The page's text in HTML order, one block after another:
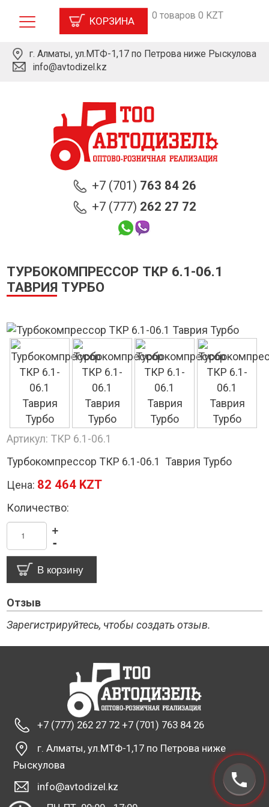
КОРЗИНА 0 товаров 0 KZT
г. Алматы, ул.МТФ-1,17 по Петрова ниже Рыскулова
info@avtodizel.kz
+7 (701) 763 84 26
+7 (777) 262 27 72
ТУРБОКОМПРЕССОР ТКР 6.1-06.1
ТАВРИЯ ТУРБО
Артикул: ТКР 6.1-06.1
Турбокомпрессор ТКР 6.1-06.1 Таврия Турбо
Цена: 82 464 KZT
Количество:
-
+
Отзыв
Зарегистрируйтесь, чтобы создать отзыв.
+7 (777) 262 27 72 +7 (701) 763 84 26
г. Алматы, ул.МТФ-1,17 по Петрова ниже
Рыскулова
info@avtodizel.kz